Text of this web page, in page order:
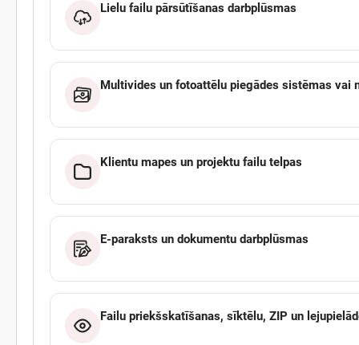
Lielu failu pārsūtīšanas darbplūsmas
Multivides un fotoattēlu piegādes sistēmas vai
Klientu mapes un projektu failu telpas
E-paraksts un dokumentu darbplūsmas
Failu priekšskatīšanas, sīktēlu, ZIP un